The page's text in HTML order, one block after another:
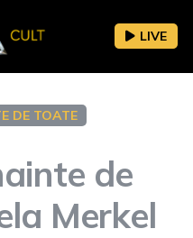
LIVE
DE TOATE
de
Merkel